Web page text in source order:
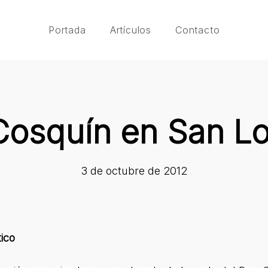
Portada Artículos Contacto
en San
3 de octubre de 2012